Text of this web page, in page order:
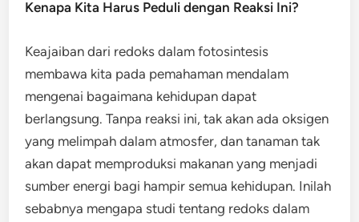
Kenapa Kita Harus Peduli dengan Reaksi Ini?
Keajaiban dari redoks dalam fotosintesis
membawa kita pada pemahaman mendalam
mengenai bagaimana kehidupan dapat
berlangsung. Tanpa reaksi ini, tak akan ada oksigen
yang melimpah dalam atmosfer, dan tanaman tak
akan dapat memproduksi makanan yang menjadi
sumber energi bagi hampir semua kehidupan. Inilah
sebabnya mengapa studi tentang redoks dalam